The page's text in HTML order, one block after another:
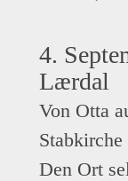
4.
Lærdal
Von Otta
Den Ort